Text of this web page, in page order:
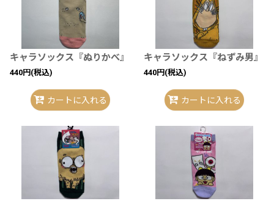
キャラソックス『ぬりかべ』
440円 (税込)
カートに入れる
キャラソックス『ねずみ男』
440円 (税込)
カートに入れる